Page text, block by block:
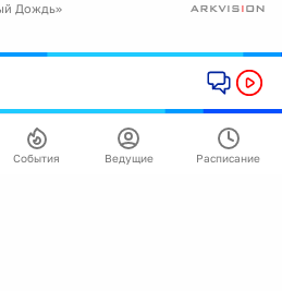
Дождь»
События Ведущие Расписание